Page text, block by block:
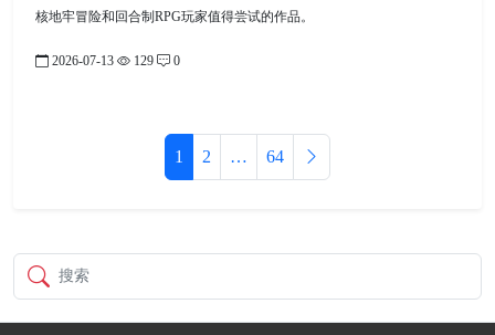
核地牢冒险和回合制RPG玩家值得尝试的作品。
2026-07-13 129 0
1 2 … 64
搜索